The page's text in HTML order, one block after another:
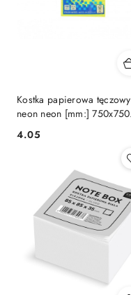
Kostka papierowa tęczowy
neon neon [mm:] 750x750
Cena:
4.05